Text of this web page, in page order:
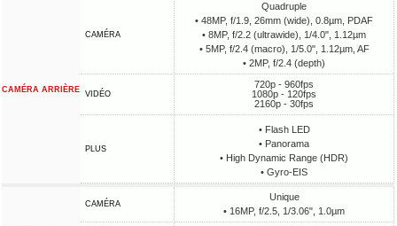
CAMÉRA ARRIÈRE
CAMÉRA
Quadruple
• 48MP, f/1.9, 26mm (wide), 0.8µm, PDAF
• 8MP, f/2.2 (ultrawide), 1/4.0", 1.12µm
• 5MP, f/2.4 (macro), 1/5.0", 1.12µm, AF
• 2MP, f/2.4 (depth)
VIDÉO
720p - 960fps
1080p - 120fps
2160p - 30fps
PLUS
• Flash LED
• Panorama
• High Dynamic Range (HDR)
• Gyro-EIS
CAMÉRA
Unique
• 16MP, f/2.5, 1/3.06", 1.0µm